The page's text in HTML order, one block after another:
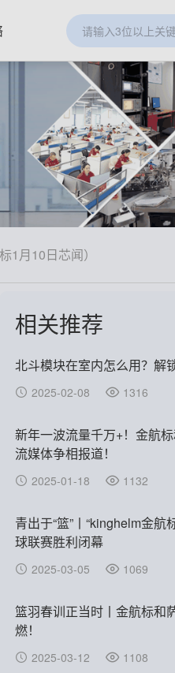
月10日芯闻）
相关推荐
北斗模块在室内怎么用？解
2025-02-08 1316
新年一波流量千万+！金航
流媒体争相报道！
2025-01-18 1132
青出于“篮”丨“kinghelm金航
球联赛胜利闭幕
2025-03-05 1069
篮羽春训正当时丨金航标和
燃！
2025-03-12 1108